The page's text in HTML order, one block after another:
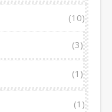
(10)
(3)
(1)
(1)